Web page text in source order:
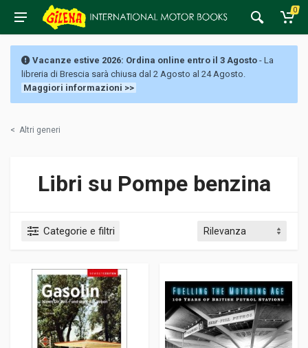
0
Vacanze estive 2026: Ordina online entro il 3 Agosto - La
libreria di Brescia sarà chiusa dal 2 Agosto al 24 Agosto.
Maggiori informazioni >>
< Altri generi
Libri su Pompe benzina
Categorie e filtri